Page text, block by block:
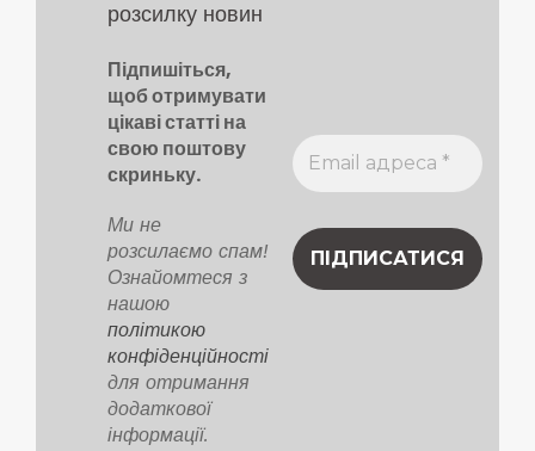
розсилку новин
Підпишіться,
щоб отримувати
цікаві статті на
свою поштову
скриньку.
Ми не
розсилаємо спам!
Ознайомтеся з
нашою
політикою
конфіденційності
для отримання
додаткової
інформації.